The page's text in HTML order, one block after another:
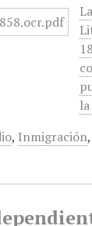
, Inmigración,